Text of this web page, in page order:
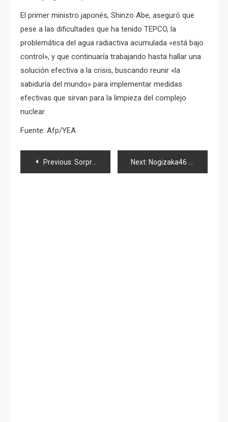
El primer ministro japonés, Shinzo Abe, aseguró que
pese a las dificultades que ha tenido TEPCO, la
problemática del agua radiactiva acumulada «está bajo
control», y que continuaría trabajando hasta hallar una
solución efectiva a la crisis, buscando reunir «la
sabiduría del mundo» para implementar medidas
efectivas que sirvan para la limpieza del complejo
nuclear.
Fuente: Afp/YEA
Navegación
Previous: Sorprenden en «Waiting stage», calendario «floral» y news 48 Next: Nogizaka46 lanzará su primer y «conservador» photobook